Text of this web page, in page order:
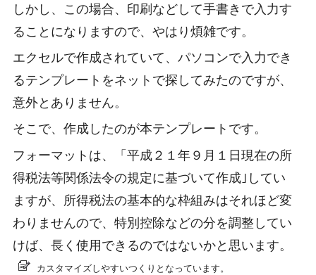
しかし、この場合、印刷などして手書きで入力す
ることになりますので、やはり煩雑です。
エクセルで作成されていて、パソコンで入力でき
るテンプレートをネットで探してみたのですが、
意外とありません。
そこで、作成したのが本テンプレートです。
フォーマットは、「平成２１年９月１日現在の所
得税法等関係法令の規定に基づいて作成｣してい
ますが、所得税法の基本的な枠組みはそれほど変
わりませんので、特別控除などの分を調整してい
けば、長く使用できるのではないかと思います。
カスタマイズしやすいつくりとなっています。